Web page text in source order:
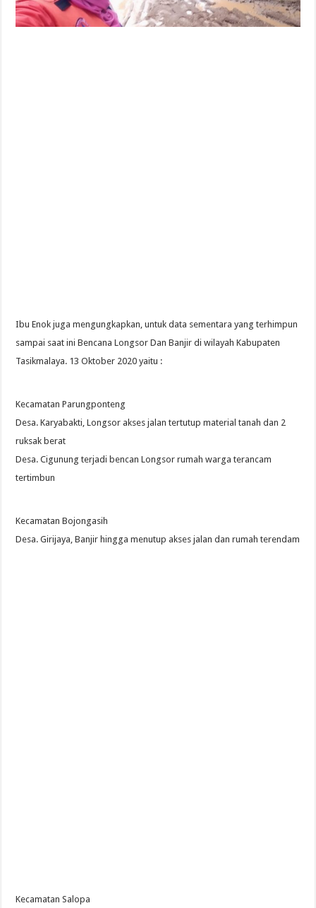
Ibu Enok juga mengungkapkan, untuk data sementara yang terhimpun
sampai saat ini Bencana Longsor Dan Banjir di wilayah Kabupaten
Tasikmalaya. 13 Oktober 2020 yaitu :
Kecamatan Parungponteng
Desa. Karyabakti, Longsor akses jalan tertutup material tanah dan 2
ruksak berat
Desa. Cigunung terjadi bencan Longsor rumah warga terancam
tertimbun
Kecamatan Bojongasih
Desa. Girijaya, Banjir hingga menutup akses jalan dan rumah terendam
Kecamatan Salopa